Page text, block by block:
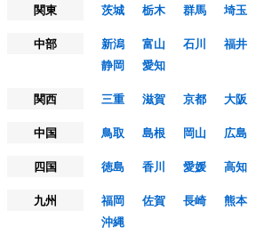
関東
茨城 栃木 群馬 埼玉
中部
新潟 富山 石川 福井
静岡
愛知
関西
三重 滋賀 京都 大阪
中国
鳥取 島根 岡山 広島
四国
徳島 香川 愛媛
高知
九州
福岡 佐賀 長崎 熊本
沖縄